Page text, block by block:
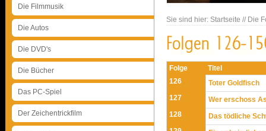
Die Filmmusik
Die Autos
Die DVD's
Die Bücher
Das PC-Spiel
Der Zeichentrickfilm
Sie sind hier: Startseite // Die
Folge
Titel
126
Toter Goldfisch
127
Wer erschoss
128
Das tödliche